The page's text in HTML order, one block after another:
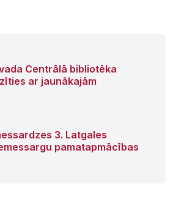
Centrālā bibliotēka
ar jaunākajām
3. Latgales
pamatapmācības